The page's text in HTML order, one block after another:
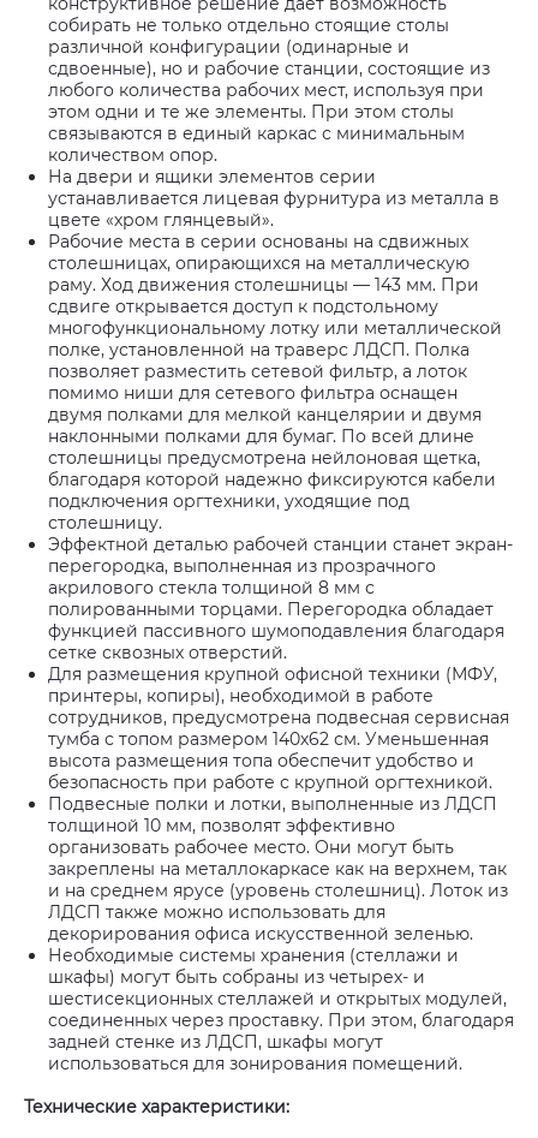
собирать не только отдельно стоящие столы
различной конфигурации (одинарные и
сдвоенные), но и рабочие станции, состоящие из
любого количества рабочих мест, используя при
этом одни и те же элементы. При этом столы
связываются в единый каркас с минимальным
количеством опор.
На двери и ящики элементов серии
устанавливается лицевая фурнитура из металла в
цвете «хром глянцевый».
Рабочие места в серии основаны на сдвижных
столешницах, опирающихся на металлическую
раму. Ход движения столешницы — 143 мм. При
сдвиге открывается доступ к подстольному
многофункциональному лотку или металлической
полке, установленной на траверс ЛДСП. Полка
позволяет разместить сетевой фильтр, а лоток
помимо ниши для сетевого фильтра оснащен
двумя полками для мелкой канцелярии и двумя
наклонными полками для бумаг. По всей длине
столешницы предусмотрена нейлоновая щетка,
благодаря которой надежно фиксируются кабели
подключения оргтехники, уходящие под
столешницу.
Эффектной деталью рабочей станции станет экран-
перегородка, выполненная из прозрачного
акрилового стекла толщиной 8 мм с
полированными торцами. Перегородка обладает
функцией пассивного шумоподавления благодаря
сетке сквозных отверстий.
Для размещения крупной офисной техники (МФУ,
принтеры, копиры), необходимой в работе
сотрудников, предусмотрена подвесная сервисная
тумба с топом размером 140х62 см. Уменьшенная
высота размещения топа обеспечит удобство и
безопасность при работе с крупной оргтехникой.
Подвесные полки и лотки, выполненные из ЛДСП
толщиной 10 мм, позволят эффективно
организовать рабочее место. Они могут быть
закреплены на металлокаркасе как на верхнем, так
и на среднем ярусе (уровень столешниц). Лоток из
ЛДСП также можно использовать для
декорирования офиса искусственной зеленью.
Необходимые системы хранения (стеллажи и
шкафы) могут быть собраны из четырех- и
шестисекционных стеллажей и открытых модулей,
соединенных через проставку. При этом, благодаря
задней стенке из ЛДСП, шкафы могут
использоваться для зонирования помещений.
Технические характеристики: